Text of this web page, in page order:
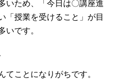
いため、「今日は〇講座進
「授業を受けること」が目
いです。
ことになりがちです。